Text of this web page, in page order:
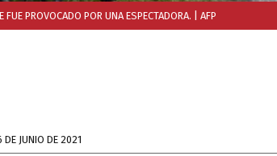
FUE PROVOCADO POR UNA ESPECTADORA. | AFP
JUNIO DE 2021